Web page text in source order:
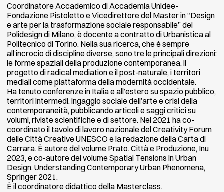
Coordinatore Accademico di Accademia Unidee-
Fondazione Pistoletto e Vicedirettore del Master in “Design
e arte per la trasformazione sociale responsabile” del
Polidesign di Milano, è docente a contratto di Urbanistica al
Politecnico di Torino. Nella sua ricerca, che è sempre
all’incrocio di discipline diverse, sono tre le principali direzioni:
le forme spaziali della produzione contemporanea, il
progetto di radical mediation e il post-naturale, i territori
mediali come piattaforma della modernità occidentale.
Ha tenuto conferenze in Italia e all’estero su spazio pubblico,
territori intermedi, ingaggio sociale dell’arte e crisi della
contemporaneità, pubblicando articoli e saggi critici su
volumi, riviste scientifiche e di settore. Nel 2021 ha co-
coordinato il tavolo di lavoro nazionale del Creativity Forum
delle Città Creative UNESCO e la redazione della Carta di
Carrara. È autore del volume Prato. Città e Produzione, Inu
2023, e co-autore del volume Spatial Tensions in Urban
Design. Understanding Contemporary Urban Phenomena,
Springer 2021.
È il coordinatore didattico della Masterclass.